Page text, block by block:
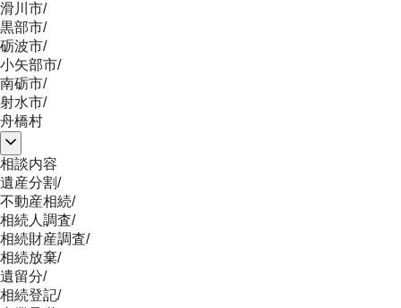
滑川市/
黒部市/
砺波市/
小矢部市/
南砺市/
射水市/
舟橋村
相談内容
遺産分割/
不動産相続/
相続人調査/
相続財産調査/
相続放棄/
遺留分/
相続登記/